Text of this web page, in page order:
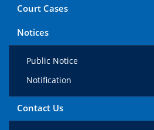
Court Cases
Notices
Public Notice
Notification
Contact Us